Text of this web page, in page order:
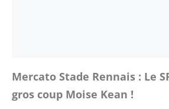
Mercato Stade Rennais : Le
gros coup Moise Kean !